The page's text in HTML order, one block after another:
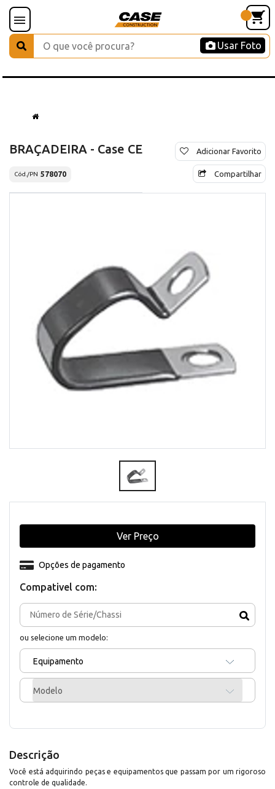
Usar Foto
BRAÇADEIRA - Case CE
Cód./PN 578070
Adicionar Favorito
Compartilhar
Compativel com:
ou selecione um modelo:
Equipamento
Modelo
Opções de pagamento
Ver Preço
Descrição
Você está adquirindo peças e equipamentos que passam por um rigoroso
controle de qualidade.